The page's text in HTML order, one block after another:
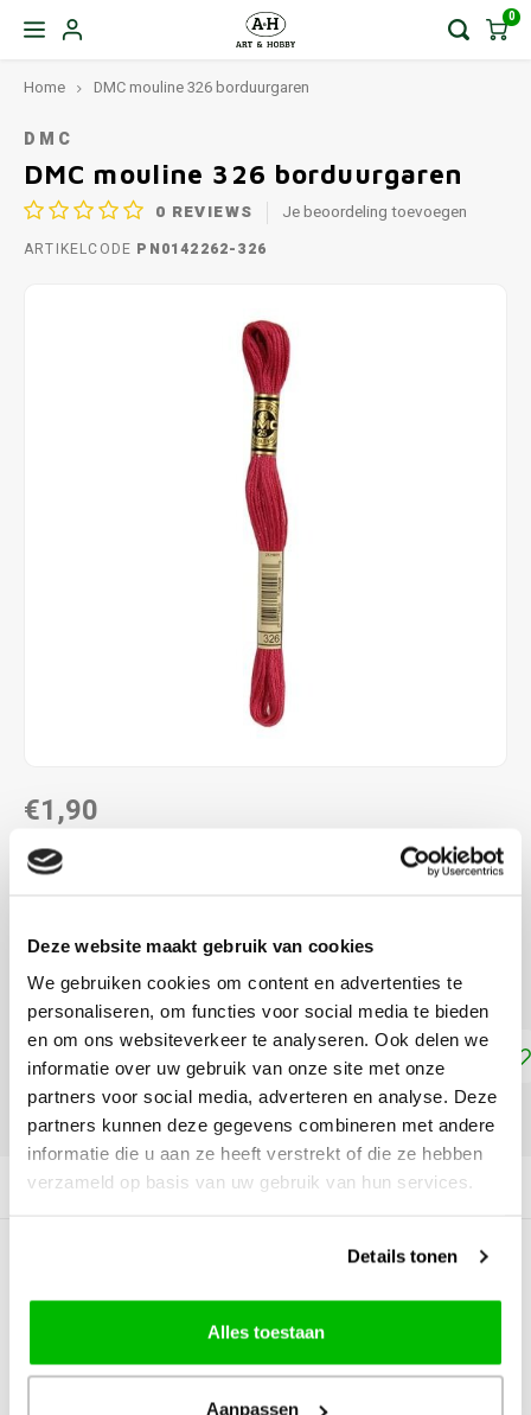
Deze website maakt gebruik van cookies
We gebruiken cookies om content en advertenties te
personaliseren, om functies voor social media te bieden
en om ons websiteverkeer te analyseren. Ook delen we
informatie over uw gebruik van onze site met onze
partners voor social media, adverteren en analyse. Deze
partners kunnen deze gegevens combineren met andere
informatie die u aan ze heeft verstrekt of die ze hebben
verzameld op basis van uw gebruik van hun services.
Details tonen
Alles toestaan
Aanpassen
0
Home DMC mouline 326 borduurgaren
DMC
DMC mouline 326 borduurgaren
0 REVIEWS Je beoordeling toevoegen
ARTIKELCODE PN0142262-326
€1,90
DIRECT LEVERBAAR
"DMC COLOUR VARIATIONS" OF "DMC LIGHT
EFFECTS " KOOPT, ONTVANG JE EEN KORTING VAN
100% OP HET LAAGSTGEPRIJSDE PRODUCT.
Toevoegen aan winkelwagen
DELEN:
Productomschrijving